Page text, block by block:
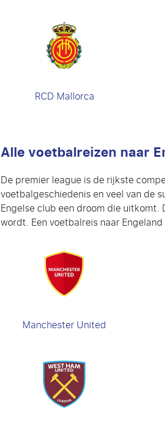
RCD Mallorca
Alle voetbalreizen naar
De premier league is de rijkste
voetbalgeschiedenis en veel van de
Engelse club een droom die
wordt. Een voetbalreis naar
Manchester United